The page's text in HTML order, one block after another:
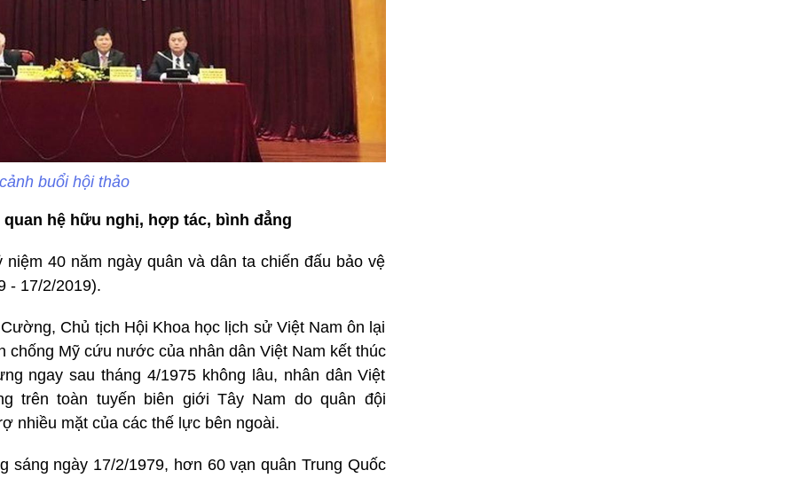
buổi hội thảo
hệ hữu nghị, hợp tác, bình đẳng
40 năm ngày quân và dân ta chiến đấu bảo vệ
- 17/2/2019).
Chủ tịch Hội Khoa học lịch sử Việt Nam ôn lại
chống Mỹ cứu nước của nhân dân Việt Nam kết thúc
ngay sau tháng 4/1975 không lâu, nhân dân Việt
trên toàn tuyến biên giới Tây Nam do quân đội
nhiều mặt của các thế lực bên ngoài.
sáng ngày 17/2/1979, hơn 60 vạn quân Trung Quốc